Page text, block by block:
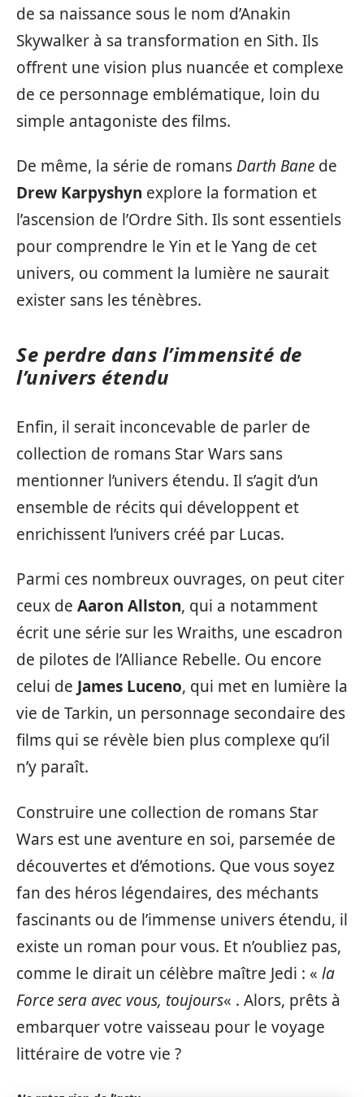
de sa naissance sous le nom d’Anakin
Skywalker à sa transformation en Sith. Ils
offrent une vision plus nuancée et complexe
de ce personnage emblématique, loin du
simple antagoniste des films.
De même, la série de romansDarth Bane de
Drew Karpyshyn explore la formation et
l’ascension de l’Ordre Sith. Ils sont essentiels
pour comprendre le Yin et le Yang de cet
univers, ou comment la lumière ne saurait
exister sans les ténèbres.
Se perdre dans l’immensité de
l’univers étendu
Enfin, il serait inconcevable de parler de
collection de romans Star Wars sans
mentionner l’univers étendu. Il s’agit d’un
ensemble de récits qui développent et
enrichissent l’univers créé par Lucas.
Parmi ces nombreux ouvrages, on peut citer
ceux de Aaron Allston, qui a notamment
écrit une série sur les Wraiths, une escadron
de pilotes de l’Alliance Rebelle. Ou encore
celui de James Luceno, qui met en lumière la
vie de Tarkin, un personnage secondaire des
films qui se révèle bien plus complexe qu’il
n’y paraît.
Construire une collection de romans Star
Wars est une aventure en soi, parsemée de
découvertes et d’émotions. Que vous soyez
fan des héros légendaires, des méchants
fascinants ou de l’immense univers étendu, il
existe un roman pour vous. Et n’oubliez pas,
comme le dirait un célèbre maître Jedi : « la
Force sera avec vous, toujours« . Alors, prêts à
embarquer votre vaisseau pour le voyage
littéraire de votre vie ?